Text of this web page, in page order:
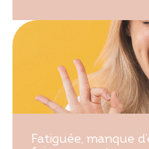
Fatiguée, manque